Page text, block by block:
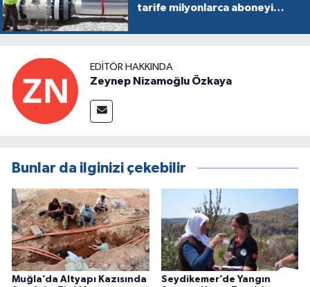
tarife milyonlarca aboneyi
EDITÖR HAKKINDA
Zeynep Nizamoğlu Özkaya
Bunlar da ilginizi çekebilir
Muğla’da Altyapı Kazısında
Seydikemer’de Yangın